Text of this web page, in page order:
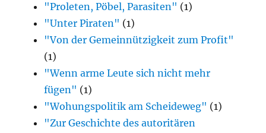
"Proleten, Pöbel, Parasiten" (1)
"Unter Piraten" (1)
"Von der Gemeinnützigkeit zum Profit"
(1)
"Wenn arme Leute sich nicht mehr
fügen" (1)
"Wohungspolitik am Scheideweg" (1)
"Zur Geschichte des autoritären